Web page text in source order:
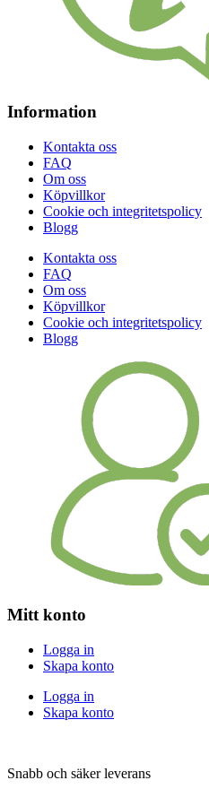
Information
Kontakta oss
FAQ
Om oss
Köpvillkor
Cookie och integritetspolicy
Blogg
Kontakta oss
FAQ
Om oss
Köpvillkor
Cookie och integritetspolicy
Blogg
Mitt konto
Logga in
Skapa konto
Logga in
Skapa konto
Snabb och säker leverans